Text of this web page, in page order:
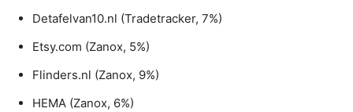
Detafelvan10.nl (Tradetracker, 7%)
Etsy.com (Zanox, 5%)
Flinders.nl (Zanox, 9%)
HEMA (Zanox, 6%)